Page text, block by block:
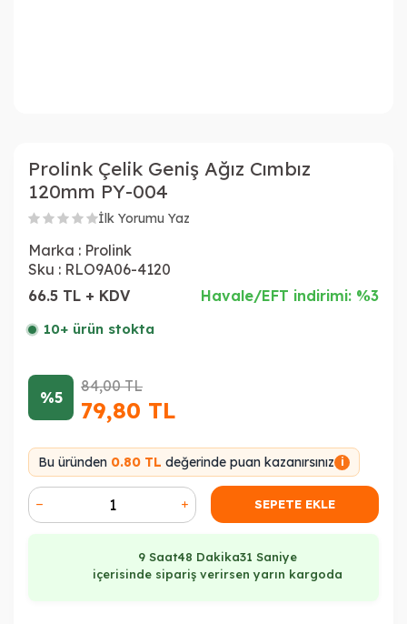
Prolink Çelik Geniş Ağız Cımbız
120mm PY-004
İlk Yorumu Yaz
Marka : Prolink
Sku : RLO9A06-4120
66.5 TL + KDV
Havale/EFT indirimi: %3
10+ ürün stokta
%5
84,00TL
79,80 TL
Bu üründen 0.80 TL değerinde puan kazanırsınız i
SEPETE EKLE
9 Saat48 Dakika30 Saniye
içerisinde sipariş verirsen yarın kargoda